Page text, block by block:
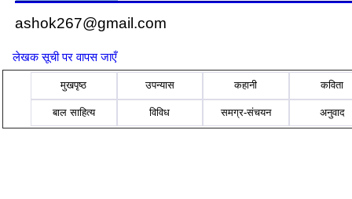
ashok267@gmail.com
लेखक सूची पर वापस जाएँ
मुखपृष्ठ उपन्यास कहानी कविता
बाल साहित्य विविध समग्र-संचयन अनुवाद